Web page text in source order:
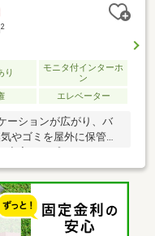
2
り
モニタ付インターホ
ン
エレベーター
ーションが広がり、バ
やゴミを屋外に保管し
減できます。■小上が
つながる気軽な寛ぎの
寝転んだり腰かけた
濯物をたたむ家事スペ
ペースとして重宝しま